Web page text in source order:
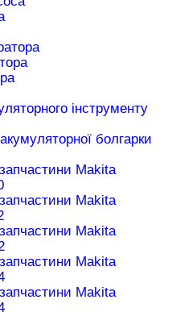
інструменту
болгарки
Makita
Makita
Makita
Makita
Makita